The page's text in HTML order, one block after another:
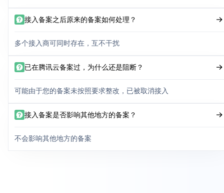
接入备案之后原来的备案如何处理？
多个接入商可同时存在，互不干扰
已在腾讯云备案过，为什么还是阻断？
可能由于您的备案未按照要求整改，已被取消接入
接入备案是否影响其他地方的备案？
不会影响其他地方的备案